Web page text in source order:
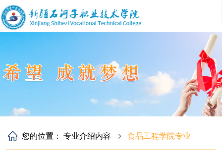
您的位置：专业介绍内容 食品工程学院专业